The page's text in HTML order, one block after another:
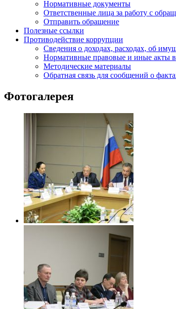
Нормативные документы
Ответственные лица за работу с
Отправить обращение
Полезные ссылки
Противодействие коррупции
Сведения о доходах, расходах, об
Нормативные правовые и иные акты
Методические материалы
Обратная связь для сообщений о
Фотогалерея